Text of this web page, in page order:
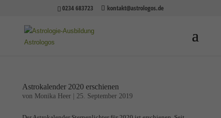
0234 683723 kontakt@astrologos.de
Astrokalender 2020 erschienen
von Monika Heer| 25. September 2019